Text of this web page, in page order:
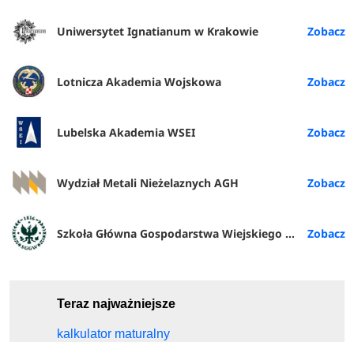
Uniwersytet Ignatianum w Krakowie
Lotnicza Akademia Wojskowa
Lubelska Akademia WSEI
Wydział Metali Nieżelaznych AGH
Szkoła Główna Gospodarstwa Wiejskiego w Warszawie
Teraz najważniejsze
kalkulator maturalny